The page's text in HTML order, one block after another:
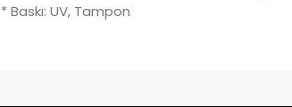
* Baskı: UV, Tampon